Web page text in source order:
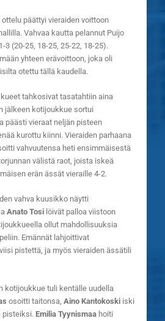
päättyi vieraiden voittoon
Vahvaa kautta pelannut Puijo
3 (20-25, 18-25, 25-22, 18-25).
yhteen erävoittoon, joka oli
otettu tällä kaudella.
tahkosivat tasatahtiin aina
jälkeen kotijoukkue sortui
päästi vieraat neljän pisteen
kurottu kiinni. Vieraiden parhaana
vahvuutensa heti ensimmäisestä
välistä raot, joista iskeä
erän ässät vieraille 4-2.
vahva kuusikko näytti
Anato Tosi löivät palloa viistoon
ollut mahdollisuuksia
Emännät lahjoittivat
pistettä, ja myös vieraiden ässätili
kotijoukkue tuli kentälle uudella
osoitti taitonsa, Aino Kantokoski iski
pisteiksi. Emilia Tyynismaa hoiti